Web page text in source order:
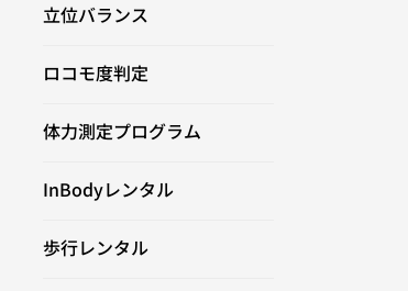
立位バランス
ロコモ度判定
体力測定プログラム
InBodyレンタル
歩行レンタル